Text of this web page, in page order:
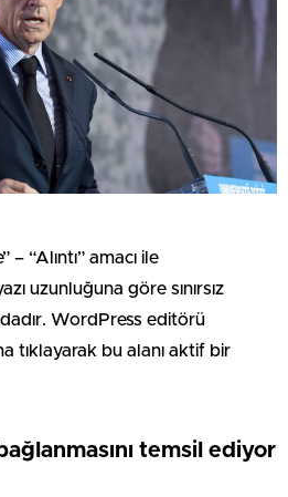
“Alıntı” amacı ile
uzunluğuna göre sınırsız
WordPress editörü
tıklayarak bu alanı aktif bir
temsil ediyor